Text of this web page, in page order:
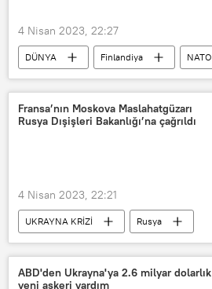
4 Nisan 2023, 22:27
DÜNYA Finlandiya
NATO
Rusya
Fransa’nın Moskova Maslahatgüzarı
Rusya Dışişleri Bakanlığı’na çağrıldı
4 Nisan 2023, 22:21
UKRAYNA KRİZİ
Rusya
Fransa
Ukrayna
diplomatik nota
Buça
ABD'den Ukrayna'ya 2.6 milyar dolarlık
yeni askeri yardım